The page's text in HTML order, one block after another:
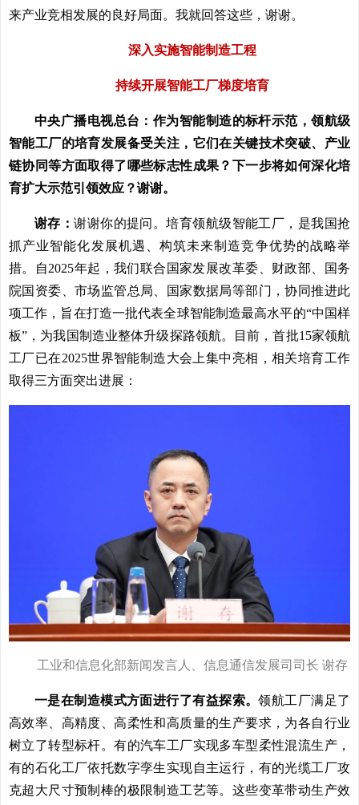
来产业竞相发展的良好局面。我就回答这些，谢谢。
深入实施智能制造工程
持续开展智能工厂梯度培育
中央广播电视总台：作为智能制造的标杆示范，领航级
智能工厂的培育发展备受关注，它们在关键技术突破、产业
链协同等方面取得了哪些标志性成果？下一步将如何深化培
育扩大示范引领效应？谢谢。
谢存：谢谢你的提问。培育领航级智能工厂，是我国抢
抓产业智能化发展机遇、构筑未来制造竞争优势的战略举
措。自2025年起，我们联合国家发展改革委、财政部、国务
院国资委、市场监管总局、国家数据局等部门，协同推进此
项工作，旨在打造一批代表全球智能制造最高水平的“中国样
板”，为我国制造业整体升级探路领航。目前，首批15家领航
工厂已在2025世界智能制造大会上集中亮相，相关培育工作
取得三方面突出进展：
工业和信息化部新闻发言人、信息通信发展司司长 谢存
一是在制造模式方面进行了有益探索。领航工厂满足了
高效率、高精度、高柔性和高质量的生产要求，为各自行业
树立了转型标杆。有的汽车工厂实现多车型柔性混流生产，
有的石化工厂依托数字孪生实现自主运行，有的光缆工厂攻
克超大尺寸预制棒的极限制造工艺等。这些变革带动生产效